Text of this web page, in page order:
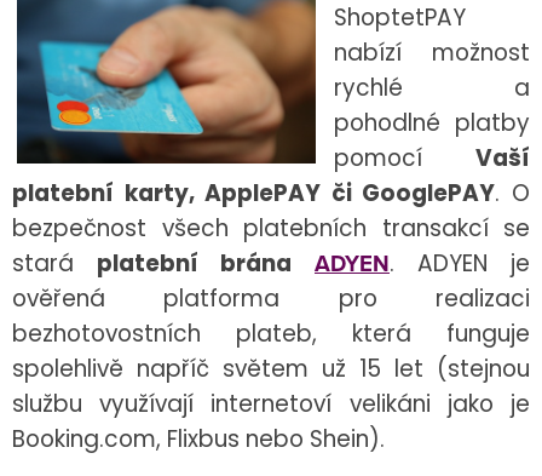
ShoptetPAY
nabízí možnost
rychlé a
pohodlné platby
pomocí Vaší
platební karty, ApplePAY či GooglePAY. O
bezpečnost všech platebních transakcí se
stará platební brána ADYEN. ADYEN je
ověřená platforma pro realizaci
bezhotovostních plateb, která funguje
spolehlivě napříč světem už 15 let (stejnou
službu využívají internetoví velikáni jako je
Booking.com, Flixbus nebo Shein).